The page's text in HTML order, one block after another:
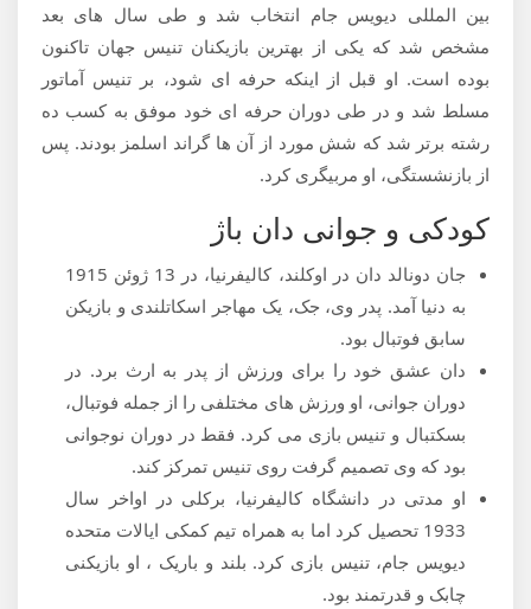
بین المللی دیویس جام انتخاب شد و طی سال های بعد
مشخص شد که یکی از بهترین بازیکنان تنیس جهان تاکنون
بوده است. او قبل از اینکه حرفه ای شود، بر تنیس آماتور
مسلط شد و در طی دوران حرفه ای خود موفق به کسب ده
رشته برتر شد که شش مورد از آن ها گراند اسلمز بودند. پس
از بازنشستگی، او مربیگری کرد.
کودکی و جوانی دان باژ
جان دونالد دان در اوکلند، کالیفرنیا، در 13 ژوئن 1915
به دنیا آمد. پدر وی، جک، یک مهاجر اسکاتلندی و بازیکن
سابق فوتبال بود.
دان عشق خود را برای ورزش از پدر به ارث برد. در
دوران جوانی، او ورزش های مختلفی را از جمله فوتبال،
بسکتبال و تنیس بازی می کرد. فقط در دوران نوجوانی
بود که وی تصمیم گرفت روی تنیس تمرکز کند.
او مدتی در دانشگاه کالیفرنیا، برکلی در اواخر سال
1933 تحصیل کرد اما به همراه تیم کمکی ایالات متحده
دیویس جام، تنیس بازی کرد. بلند و باریک ، او بازیکنی
چابک و قدرتمند بود.